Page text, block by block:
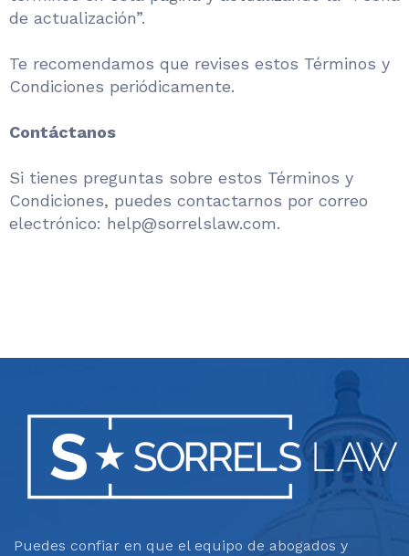
de actualización”.
Te recomendamos que revises estos Términos y
Condiciones periódicamente.
Contáctanos
Si tienes preguntas sobre estos Términos y
Condiciones, puedes contactarnos por correo
electrónico: help@sorrelslaw.com.
Puedes confiar en que el equipo de abogados y